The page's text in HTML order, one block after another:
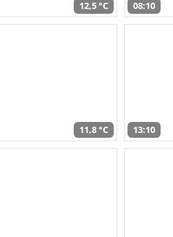
12,5 °C 08:10
11,8 °C 13:10